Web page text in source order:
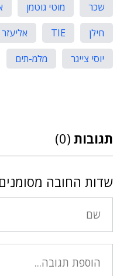
שכר
מוטי גוטמן
חילן
TIE אליעזר
יוסי צייגר
מלמ-תים
תגובות (0)
שדות החובה מסומנים